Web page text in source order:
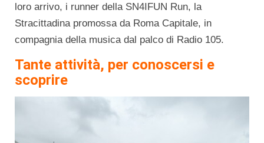
loro arrivo, i runner della SN4IFUN Run, la
Stracittadina promossa da Roma Capitale, in
compagnia della musica dal palco di Radio 105.
Tante attività, per conoscersi e
scoprire